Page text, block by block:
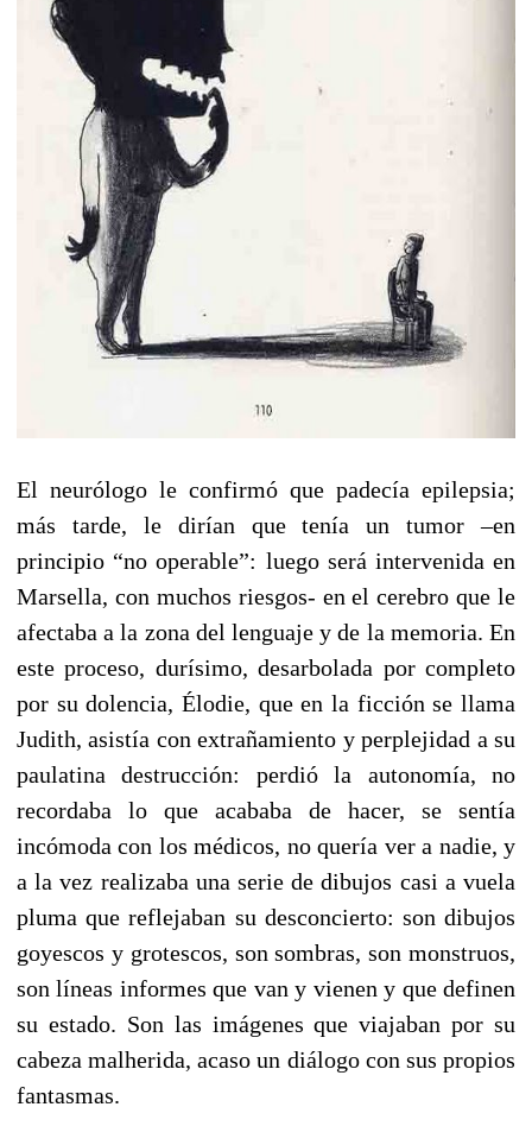
El neurólogo le confirmó que padecía epilepsia;
más tarde, le dirían que tenía un tumor –en
principio “no operable”: luego será intervenida en
Marsella, con muchos riesgos- en el cerebro que le
afectaba a la zona del lenguaje y de la memoria. En
este proceso, durísimo, desarbolada por completo
por su dolencia, Élodie, que en la ficción se llama
Judith, asistía con extrañamiento y perplejidad a su
paulatina destrucción: perdió la autonomía, no
recordaba lo que acababa de hacer, se sentía
incómoda con los médicos, no quería ver a nadie, y
a la vez realizaba una serie de dibujos casi a vuela
pluma que reflejaban su desconcierto: son dibujos
goyescos y grotescos, son sombras, son monstruos,
son líneas informes que van y vienen y que definen
su estado. Son las imágenes que viajaban por su
cabeza malherida, acaso un diálogo con sus propios
fantasmas.